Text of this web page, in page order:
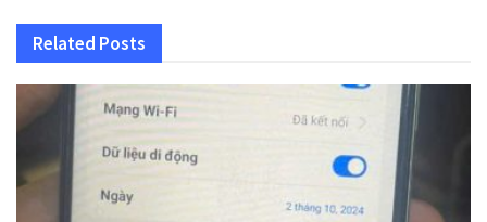
Related Posts